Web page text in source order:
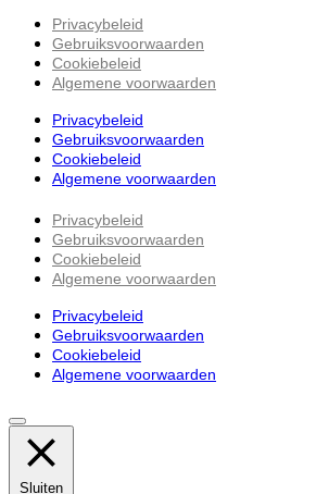
Privacybeleid
Gebruiksvoorwaarden
Cookiebeleid
Algemene voorwaarden
Privacybeleid
Gebruiksvoorwaarden
Cookiebeleid
Algemene voorwaarden
Privacybeleid
Gebruiksvoorwaarden
Cookiebeleid
Algemene voorwaarden
Privacybeleid
Gebruiksvoorwaarden
Cookiebeleid
Algemene voorwaarden
Sluiten